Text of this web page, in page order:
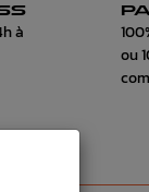
à
ou